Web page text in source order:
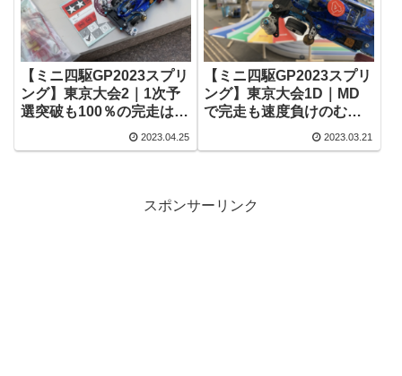
【ミニ四駆GP2023スプリ
ング】東京大会2｜1次予
選突破も100％の完走はむ
2023.04.25
【ミニ四駆GP2023スプリ
ング】東京大会1D｜MD
で完走も速度負けのむず
2023.03.21
スポンサーリンク